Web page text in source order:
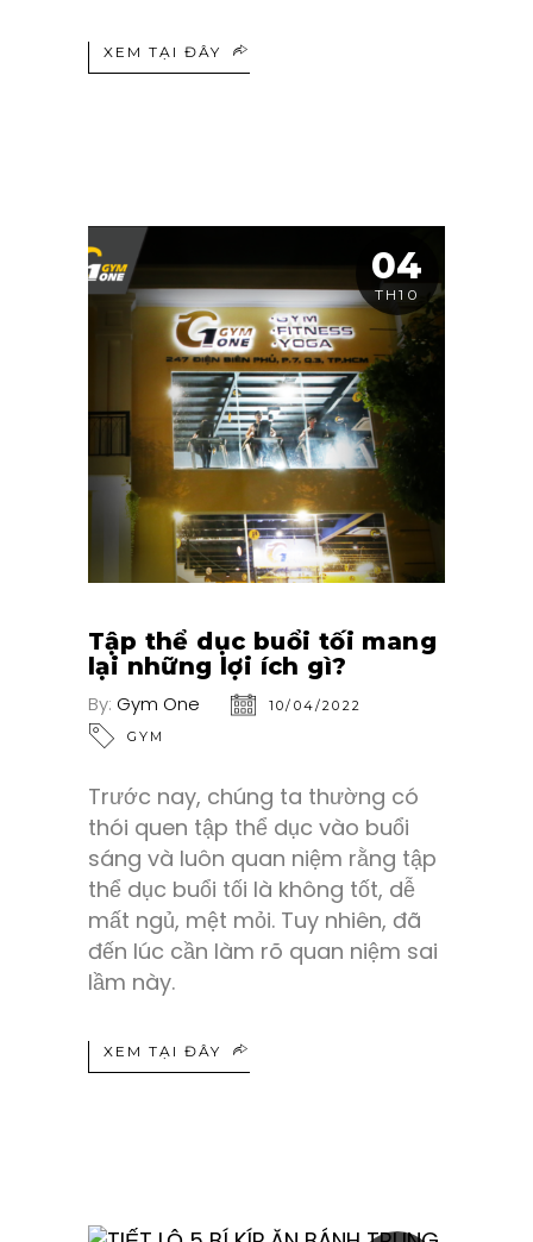
XEM TẠI ĐÂY
04
TH10
Tập thể dục buổi tối mang
lại những lợi ích gì?
By: Gym One
10/04/2022
GYM
Trước nay, chúng ta thường có
thói quen tập thể dục vào buổi
sáng và luôn quan niệm rằng tập
thể dục buổi tối là không tốt, dễ
mất ngủ, mệt mỏi. Tuy nhiên, đã
đến lúc cần làm rõ quan niệm sai
lầm này.
XEM TẠI ĐÂY